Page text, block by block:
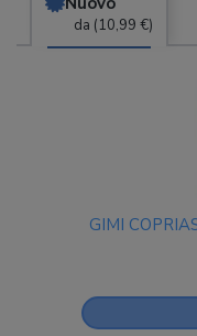
da (10,99 €)
GIMI